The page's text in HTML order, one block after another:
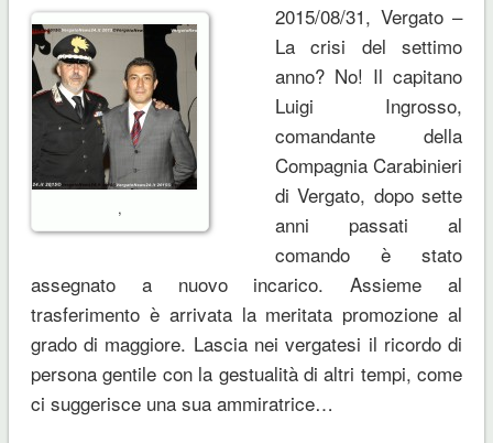
,
2015/08/31, Vergato –
La crisi del settimo
anno? No! Il capitano
Luigi Ingrosso,
comandante della
Compagnia Carabinieri
di Vergato, dopo sette
anni passati al
comando è stato
assegnato a nuovo incarico. Assieme al
trasferimento è arrivata la meritata promozione al
grado di maggiore. Lascia nei vergatesi il ricordo di
persona gentile con la gestualità di altri tempi, come
ci suggerisce una sua ammiratrice…